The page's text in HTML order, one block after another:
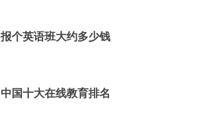
报个英语班大约多少钱
中国十大在线教育排名